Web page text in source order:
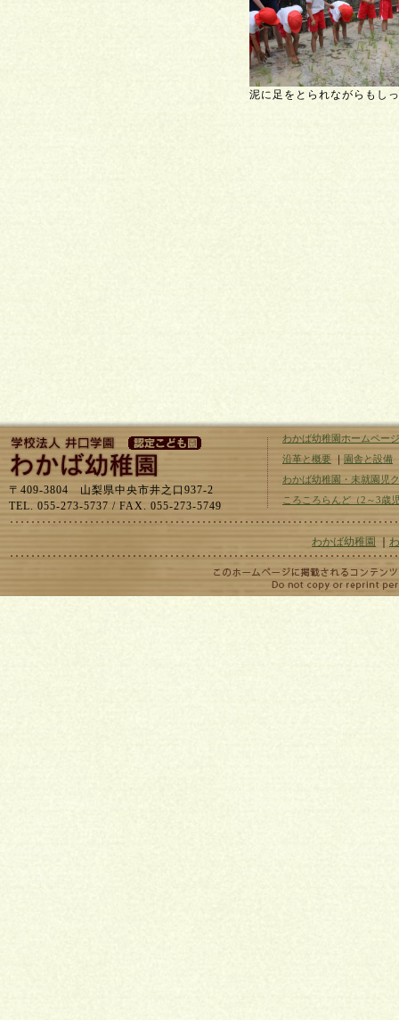
泥に足をとられながらもし
〒409-3804 山梨県中央市井之口937-2
TEL. 055-273-5737 / FAX. 055-273-5749
わかば幼稚園ホームペー
沿革と概要 ｜ 園舎と設備
わかば幼稚園・未就園児
ころころらんど（2～3歳
わかば幼稚園